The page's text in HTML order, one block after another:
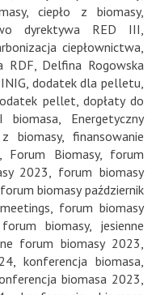
,ciepło z biomasy,
dyrektywa RED III
ciepłownictwa
RDF
Delfina Rogowska
dodatek dla pelletu
pellet ,dopłaty do
biomasa
Energetyczny
biomasy,finansowanie
Forum Biomasy, forum
2023
forum biomasy
forum biomasy październik
forum biomasy
biomasy, jesienne
forum biomasy 2023
konferencja biomasa
biomasa 2023